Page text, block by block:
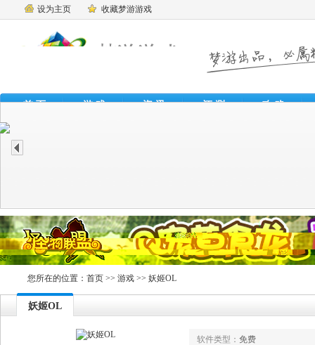
设为主页 收藏梦游游戏
首 页 游 戏 资 讯 评 测 攻 略
您所在的位置： 首页 >> 游戏 >> 妖姬OL
妖姬OL
软件类型： 免费